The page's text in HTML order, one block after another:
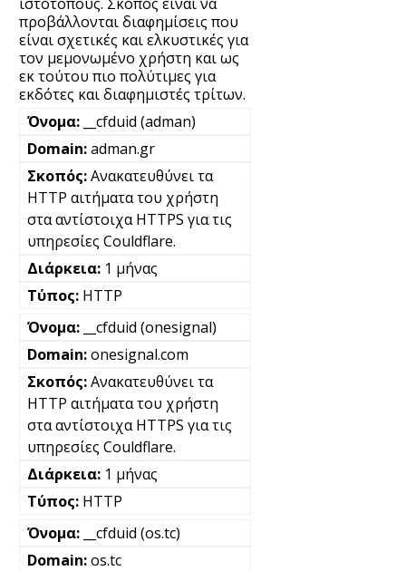
προβάλλονται διαφημίσεις που
είναι σχετικές και ελκυστικές για
τον μεμονωμένο χρήστη και ως
εκ τούτου πιο πολύτιμες για
εκδότες και διαφημιστές τρίτων.
__cfduid (adman)
adman.gr
Ανακατευθύνει τα
HTTP αιτήματα του χρήστη
στα αντίστοιχα HTTPS για τις
υπηρεσίες Couldflare.
1 μήνας
HTTP
__cfduid (onesignal)
onesignal.com
Ανακατευθύνει τα
HTTP αιτήματα του χρήστη
στα αντίστοιχα HTTPS για τις
υπηρεσίες Couldflare.
1 μήνας
HTTP
__cfduid (os.tc)
os.tc